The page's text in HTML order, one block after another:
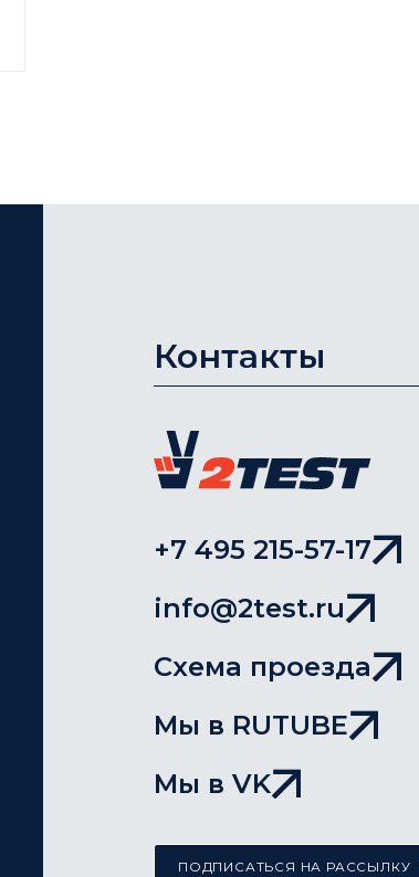
Контакты
+7 495 215-57-17
info@2test.ru
Схема проезда
Мы в RUTUBE
Мы в VK
ПОДПИСАТЬСЯ НА РАССЫЛКУ